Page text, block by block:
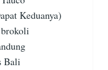
Keduanya)
Bali